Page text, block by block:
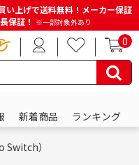
い上げで送料無料！メーカー保証
保証！
※一部対象外あり
0
新着商品
ランキング
）